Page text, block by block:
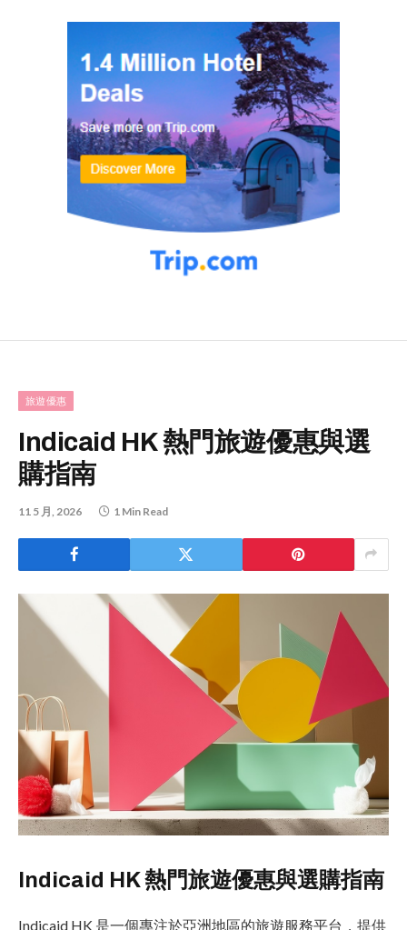
旅遊優惠
Indicaid HK 熱門旅遊優惠與選
購指南
11 5 月, 2026 1 Min Read
Indicaid HK 熱門旅遊優惠與選購指南
Indicaid HK 是一個專注於亞洲地區的旅遊服務平台，提供